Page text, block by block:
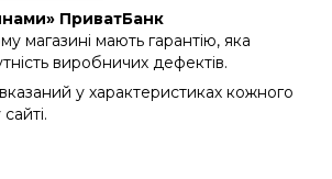
ПриватБанк
магазині мають гарантію, яка
виробничих дефектів.
вказаний у характеристиках кожного